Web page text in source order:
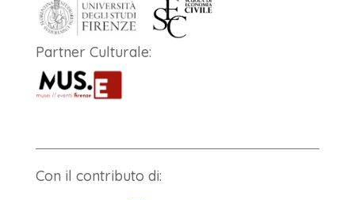
Partner Culturale:
Con il contributo di: